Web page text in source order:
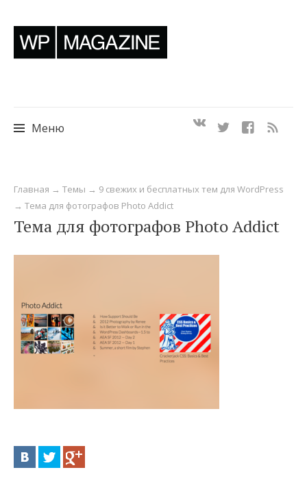
Меню
к
содержимому
Главная → Темы → 9 свежих и бесплатных тем для WordPress
→ Тема для фотографов Photo Addict
Тема для фотографов Photo Addict